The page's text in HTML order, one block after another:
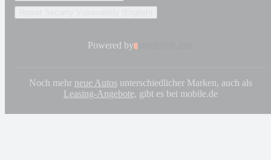
Powered by
Noch mehr neue Autosunterschiedlicher Marken, auch als
Leasing-Angebote, gibt es bei mobile.de